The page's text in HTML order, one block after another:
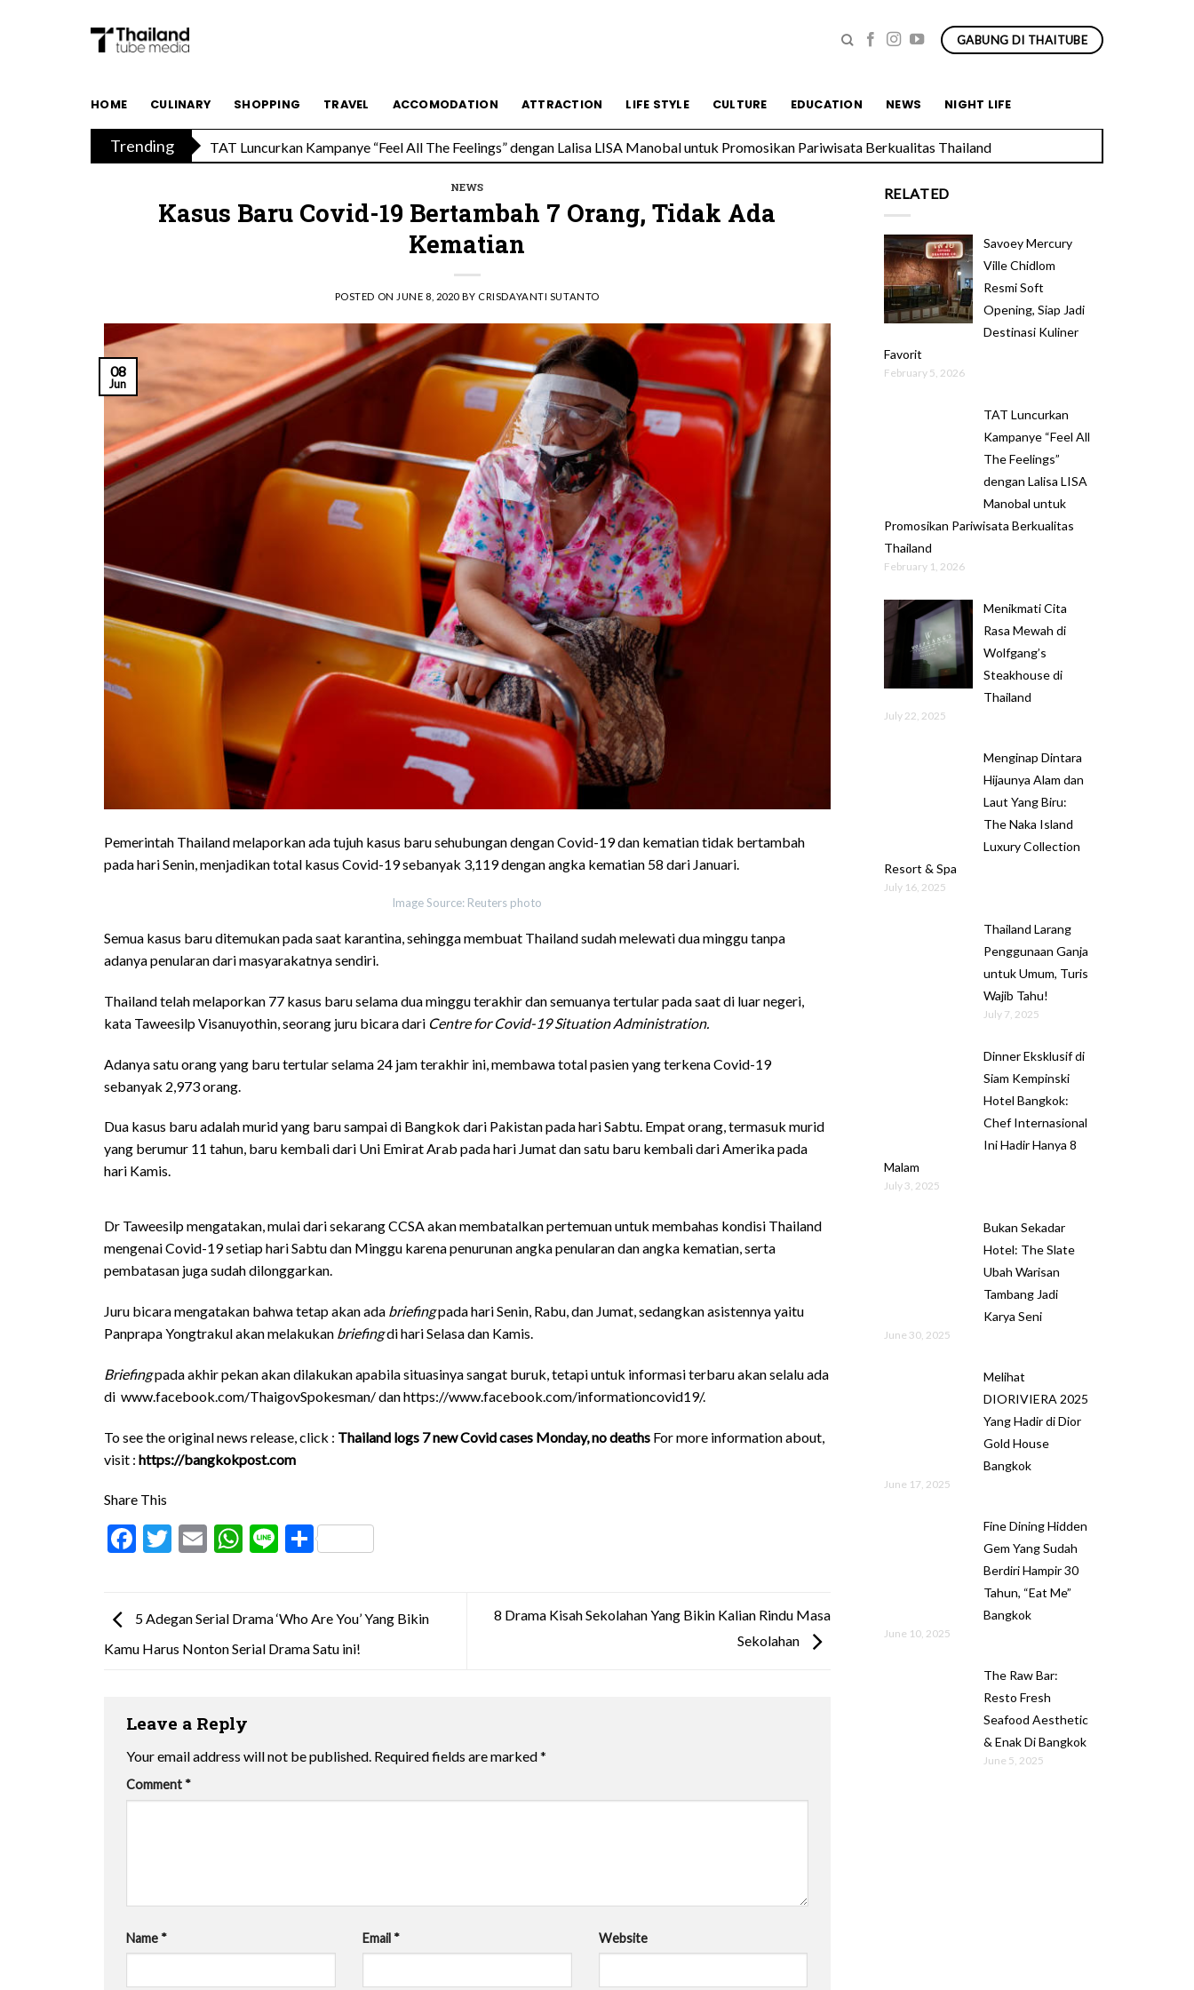
content
GABUNG DI THAITUBE
HOME CULINARY SHOPPING TRAVEL ACCOMODATION ATTRACTION LIFE STYLE CULTURE EDUCATION NEWS NIGHT LIFE
Trending
NEWS
Kasus Baru Covid-19 Bertambah 7 Orang, Tidak Ada
Kematian
POSTED ON JUNE 8, 2020 BY CRISDAYANTI SUTANTO
08
Jun
Pemerintah Thailand melaporkan ada tujuh kasus baru sehubungan dengan Covid-19 dan kematian tidak bertambah
pada hari Senin, menjadikan total kasus Covid-19 sebanyak 3,119 dengan angka kematian 58 dari Januari.
Image Source: Reuters photo
Semua kasus baru ditemukan pada saat karantina, sehingga membuat Thailand sudah melewati dua minggu tanpa
adanya penularan dari masyarakatnya sendiri.
Thailand telah melaporkan 77 kasus baru selama dua minggu terakhir dan semuanya tertular pada saat di luar negeri,
kata Taweesilp Visanuyothin, seorang juru bicara dari Centre for Covid-19 Situation Administration.
Adanya satu orang yang baru tertular selama 24 jam terakhir ini, membawa total pasien yang terkena Covid-19
sebanyak 2,973 orang.
Dua kasus baru adalah murid yang baru sampai di Bangkok dari Pakistan pada hari Sabtu. Empat orang, termasuk murid
yang berumur 11 tahun, baru kembali dari Uni Emirat Arab pada hari Jumat dan satu baru kembali dari Amerika pada
hari Kamis.
Dr Taweesilp mengatakan, mulai dari sekarang CCSA akan membatalkan pertemuan untuk membahas kondisi Thailand
mengenai Covid-19 setiap hari Sabtu dan Minggu karena penurunan angka penularan dan angka kematian, serta
pembatasan juga sudah dilonggarkan.
Juru bicara mengatakan bahwa tetap akan ada briefingpada hari Senin, Rabu, dan Jumat, sedangkan asistennya yaitu
Panprapa Yongtrakul akan melakukan briefingdi hari Selasa dan Kamis.
Briefingpada akhir pekan akan dilakukan apabila situasinya sangat buruk, tetapi untuk informasi terbaru akan selalu ada
di www.facebook.com/ThaigovSpokesman/danhttps://www.facebook.com/informationcovid19/.
To see the original news release, click : Thailand logs 7 new Covid cases Monday, no deaths For more information about,
visit : https://bangkokpost.com
Share This
Facebook
Twitter
EmailWhatsApp
LineShare
5 Adegan Serial Drama ‘Who Are You’ Yang Bikin
Kamu Harus Nonton Serial Drama Satu ini!
8 Drama Kisah Sekolahan Yang Bikin Kalian Rindu Masa
Sekolahan
Leave a Reply
Your email address will not be published. Required fields are marked*
Comment *
Name * Email * Website
RELATED
Savoey Mercury
Ville Chidlom
Resmi Soft
Opening, Siap Jadi
Destinasi Kuliner
Favorit
February 5, 2026
TAT Luncurkan
Kampanye “Feel All
The Feelings”
dengan Lalisa LISA
Manobal untuk
Promosikan Pariwisata Berkualitas
Thailand
February 1, 2026
Menikmati Cita
Rasa Mewah di
Wolfgang’s
Steakhouse di
Thailand
July 22, 2025
Menginap Dintara
Hijaunya Alam dan
Laut Yang Biru:
The Naka Island
Luxury Collection
Resort & Spa
July 16, 2025
Thailand Larang
Penggunaan Ganja
untuk Umum, Turis
Wajib Tahu!
July 7, 2025
Dinner Eksklusif di
Siam Kempinski
Hotel Bangkok:
Chef Internasional
Ini Hadir Hanya 8
Malam
July 3, 2025
Bukan Sekadar
Hotel: The Slate
Ubah Warisan
Tambang Jadi
Karya Seni
June 30, 2025
Melihat
DIORIVIERA 2025
Yang Hadir di Dior
Gold House
Bangkok
June 17, 2025
Fine Dining Hidden
Gem Yang Sudah
Berdiri Hampir 30
Tahun, “Eat Me”
Bangkok
June 10, 2025
The Raw Bar:
Resto Fresh
Seafood Aesthetic
& Enak Di Bangkok
June 5, 2025